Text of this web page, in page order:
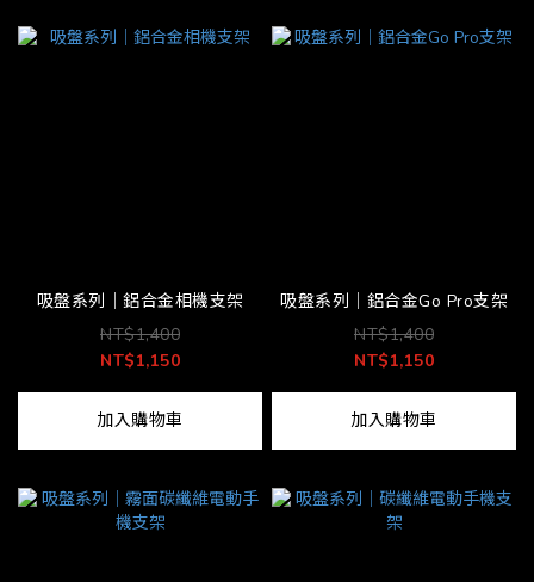
吸盤系列│鋁合金相機支架
NT$1,400
NT$1,150
加入購物車
吸盤系列│鋁合金Go Pro支架
NT$1,400
NT$1,150
加入購物車